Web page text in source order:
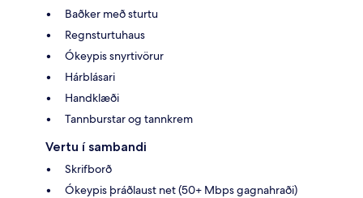
Baðker með sturtu
Regnsturtuhaus
Ókeypis snyrtivörur
Hárblásari
Handklæði
Tannburstar og tannkrem
Vertu í sambandi
Skrifborð
Ókeypis þráðlaust net (50+ Mbps gagnahraði)